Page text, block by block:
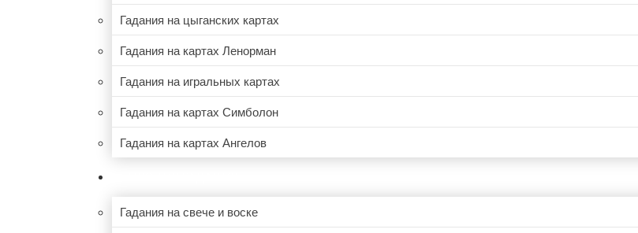
Гадания на цыганских картах
Гадания на картах Ленорман
Гадания на игральных картах
Гадания на картах Симболон
Гадания на картах Ангелов
Гадания на свече и воске